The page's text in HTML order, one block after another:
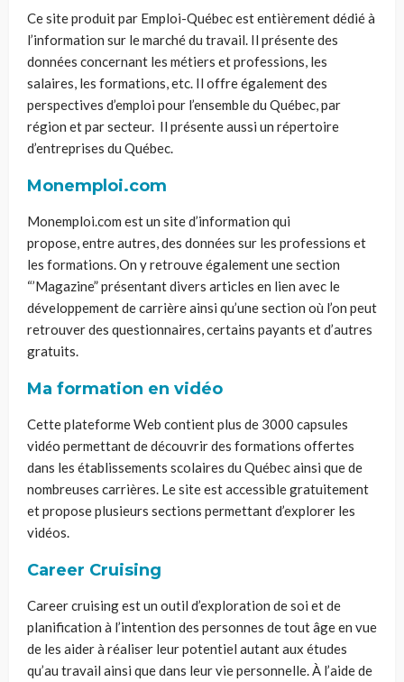
Ce site produit par Emploi-Québec est entièrement dédié à
l’information sur le marché du travail. Il présente des
données concernant les métiers et professions, les
salaires, les formations, etc. Il offre également des
perspectives d’emploi pour l’ensemble du Québec, par
région et par secteur. Il présenteaussi un répertoire
d’entreprises du Québec.
Monemploi.com
Monemploi.com est un site d’information qui
propose,entre autres,des données sur les professions et
les formations. On y retrouve également une section
“’Magazine” présentant divers articles en lien avec le
développement de carrière ainsi qu’une section où l’on peut
retrouver des questionnaires, certains payants et d’autres
gratuits.
Ma formation en vidéo
Cette plateformeWeb contient plus de 3000 capsules
vidéo permettant de découvrir des formations offertes
dans les établissements scolaires du Québec ainsi que de
nombreuses carrières. Le site est accessible gratuitement
et propose plusieurs sections permettant d’explorer les
vidéos.
Career Cruising
Careercruisingest un outil d’exploration de soi et de
planification à l’intention des personnes de tout âge en vue
de les aider à réaliser leur potentiel autant aux études
qu’au travail ainsi que dans leur vie personnelle. À l’aide de